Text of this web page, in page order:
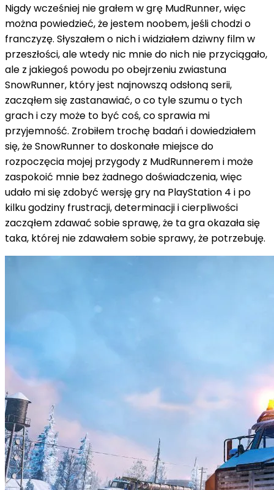
Nigdy wcześniej nie grałem w grę MudRunner, więc
można powiedzieć, że jestem noobem, jeśli chodzi o
franczyzę. Słyszałem o nich i widziałem dziwny film w
przeszłości, ale wtedy nic mnie do nich nie przyciągało,
ale z jakiegoś powodu po obejrzeniu zwiastuna
SnowRunner, który jest najnowszą odsłoną serii,
zacząłem się zastanawiać, o co tyle szumu o tych
grach i czy może to być coś, co sprawia mi
przyjemność. Zrobiłem trochę badań i dowiedziałem
się, że SnowRunner to doskonałe miejsce do
rozpoczęcia mojej przygody z MudRunnerem i może
zaspokoić mnie bez żadnego doświadczenia, więc
udało mi się zdobyć wersję gry na PlayStation 4 i po
kilku godziny frustracji, determinacji i cierpliwości
zacząłem zdawać sobie sprawę, że ta gra okazała się
taka, której nie zdawałem sobie sprawy, że potrzebuję.